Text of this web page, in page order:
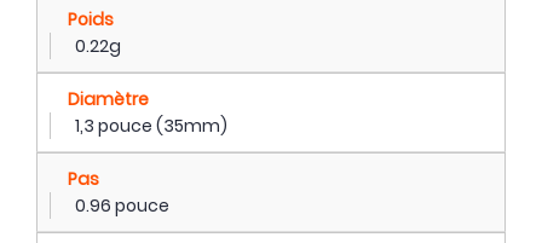
Poids
0.22g
Diamètre
1,3 pouce (35mm)
Pas
0.96 pouce